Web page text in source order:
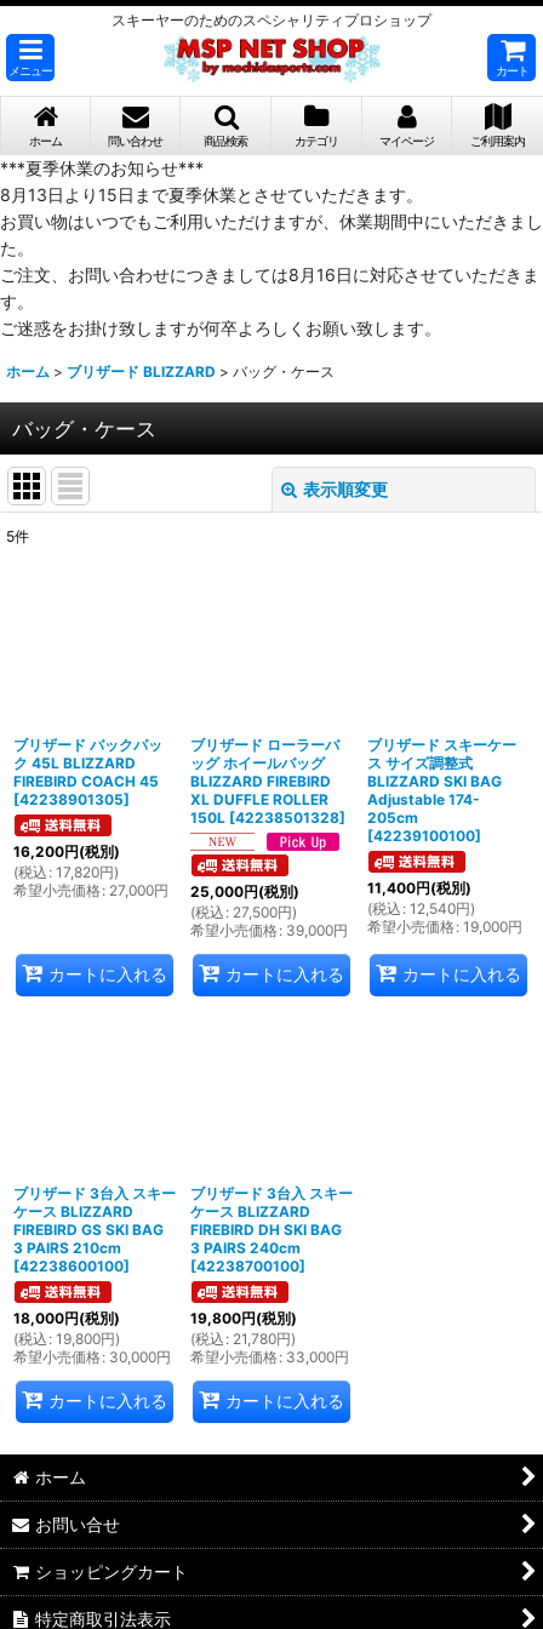
スキーヤーのためのスペシャリティプロショップ
メニュー カート
ホーム 問い合わせ 商品検索 カテゴリ マイページ ご利用案内
***夏季休業のお知らせ***
8月13日より15日まで夏季休業とさせていただきます。
お買い物はいつでもご利用いただけますが、休業期間中にいただきまし
た。
ご注文、お問い合わせにつきましては8月16日に対応させていただきま
す。
ご迷惑をお掛け致しますが何卒よろしくお願い致します。
ホーム > ブリザード BLIZZARD > バッグ・ケース
バッグ・ケース
表示順変更
5件
ブリザード バックパッ
ク 45L BLIZZARD
FIREBIRD COACH 45
[42238901305]
16,200円(税別)
(税込 : 17,820円)
希望小売価格: 27,000円
カートに入れる
ブリザード ローラーバ
ッグ ホイールバッグ
BLIZZARD FIREBIRD
XL DUFFLE ROLLER
150L [42238501328]
25,000円(税別)
(税込 : 27,500円)
希望小売価格: 39,000円
カートに入れる
ブリザード スキーケー
ス サイズ調整式
BLIZZARD SKI BAG
Adjustable 174-
205cm
[42239100100]
11,400円(税別)
(税込 : 12,540円)
希望小売価格: 19,000円
カートに入れる
ブリザード 3台入 スキー
ケース BLIZZARD
FIREBIRD GS SKI BAG
3 PAIRS 210cm
[42238600100]
18,000円(税別)
(税込 : 19,800円)
希望小売価格: 30,000円
カートに入れる
ブリザード 3台入 スキー
ケース BLIZZARD
FIREBIRD DH SKI BAG
3 PAIRS 240cm
[42238700100]
19,800円(税別)
(税込 : 21,780円)
希望小売価格: 33,000円
カートに入れる
ホーム
お問い合せ
ショッピングカート
特定商取引法表示